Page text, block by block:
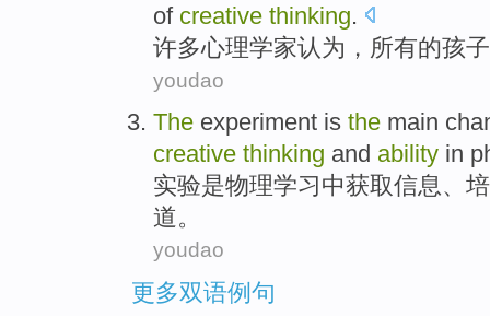
of creative thinking.
许多心理学家认为 ， 所有的孩子
youdao
The experiment is the main
creative thinking and ability in
实验是物理学习 中获取信息、
道。
youdao
更多双语例句